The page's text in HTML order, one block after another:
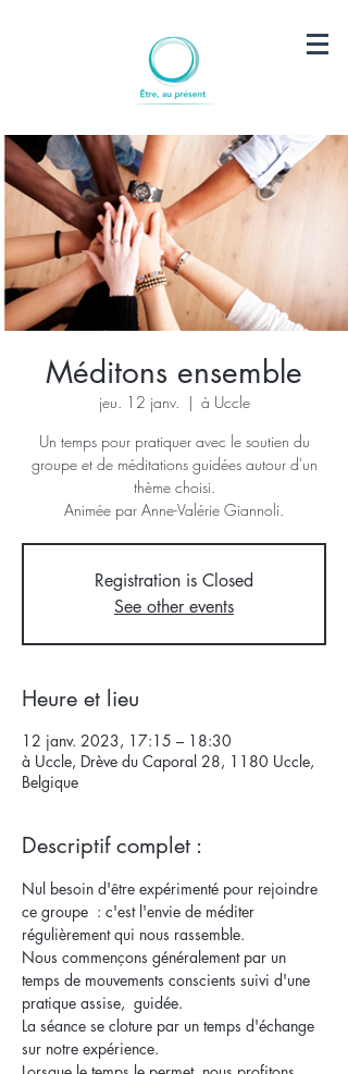
Méditons ensemble
jeu. 12 janv.
  |
à Uccle
Un temps pour pratiquer avec le soutien du
groupe et de méditations guidées autour d'un
thème choisi.
Animée par Anne-Valérie Giannoli.
Registration is Closed
See other events
Heure et lieu
12 janv. 2023, 17:15 – 18:30
à Uccle, Drève du Caporal 28, 1180 Uccle,
Belgique
Descriptif complet :
Nul besoin d'être expérimenté pour rejoindre
ce groupe  : c'est l'envie de méditer
régulièrement qui nous rassemble.
Nous commençons généralement par un
temps de mouvements conscients suivi d'une
pratique assise,  guidée.
La séance se cloture par un temps d'échange
sur notre expérience.